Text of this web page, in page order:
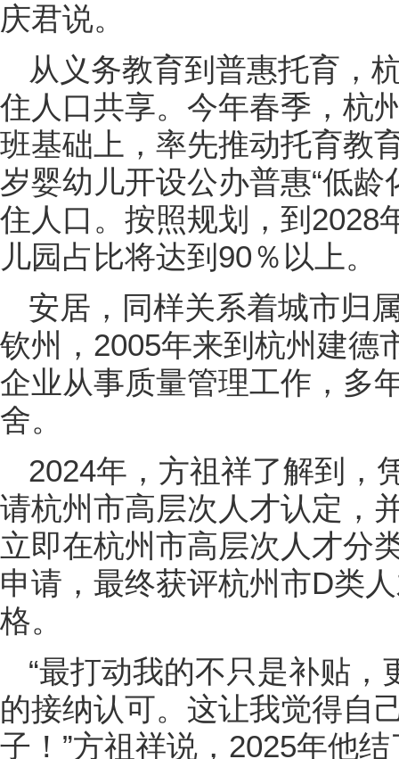
庆君说。
从义务教育到普惠托育，
住人口共享。今年春季，杭
班基础上，率先推动托育教
岁婴幼儿开设公办普惠“低
住人口。按照规划，到2028
儿园占比将达到90％以上。
安居，同样关系着城市归
钦州，2005年来到杭州建德
企业从事质量管理工作，多
舍。
2024年，方祖祥了解到，
请杭州市高层次人才认定，
立即在杭州市高层次人才分
申请，最终获评杭州市D类
格。
“最打动我的不只是补贴
的接纳认可。这让我觉得自
子！”方祖祥说，2025年他